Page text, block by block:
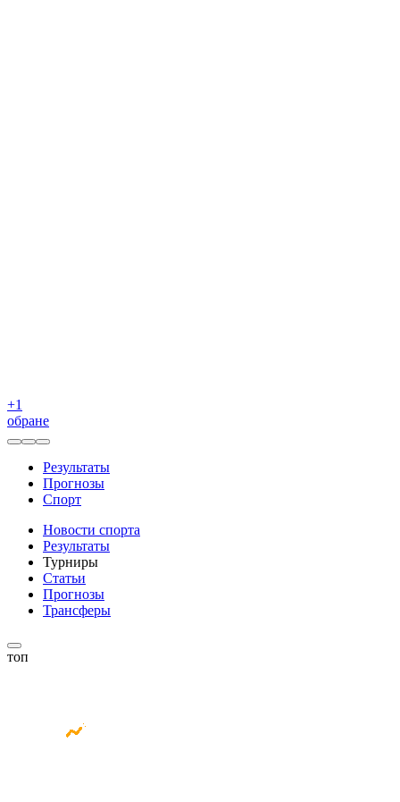
+1
обране
Результаты
Прогнозы
Спорт
Новости спорта
Результаты
Турниры
Статьи
Прогнозы
Трансферы
топ